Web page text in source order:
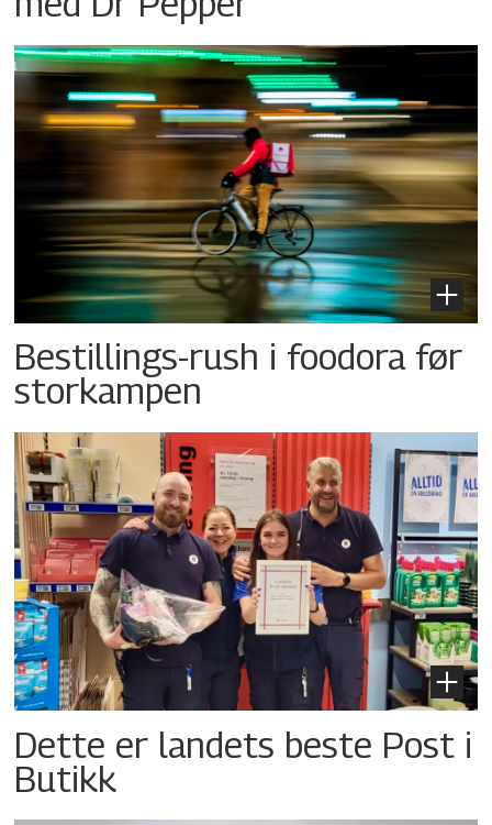
Bestillings-rush i foodora før
storkampen
Dette er landets beste Post i
Butikk